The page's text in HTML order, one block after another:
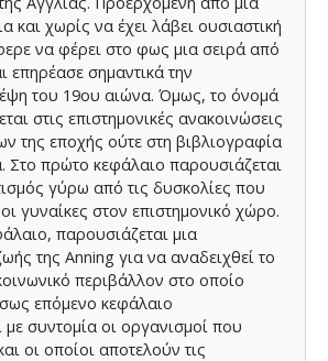
και χωρίς να έχει λάβει ουσιαστική
να φέρει στο φως μια σειρά από
επηρέασε σημαντικά την
του 19ου αιώνα. Όμως, το όνομά
στις επιστημονικές ανακοινώσεις
της εποχής ούτε στη βιβλιογραφία
Στο πρώτο κεφάλαιο παρουσιάζεται
γύρω από τις δυσκολίες που
γυναίκες στον επιστημονικό χώρο.
παρουσιάζεται μια
της Anning για να αναδειχθεί το
περιβάλλον στο οποίο
επόμενο κεφάλαιο
συντομία οι οργανισμοί που
οι οποίοι αποτελούν τις